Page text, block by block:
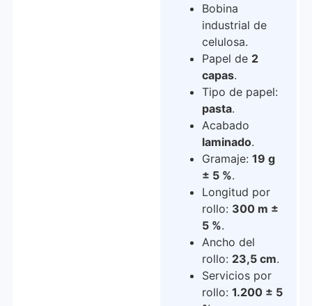
Bobina
industrial de
celulosa.
Papel de 2
capas.
Tipo de papel:
pasta.
Acabado
laminado.
Gramaje: 19 g
± 5 %.
Longitud por
rollo: 300 m ±
5 %.
Ancho del
rollo: 23,5 cm.
Servicios por
rollo: 1.200 ± 5